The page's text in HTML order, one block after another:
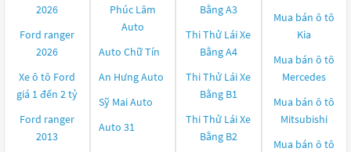
2026
Ford ranger
2026
Xe ô tô Ford
giá 1 đến 2 tỷ
Ford ranger
2013
Phúc Lâm
Auto
Auto Chữ Tín
An Hưng Auto
Sỹ Mai Auto
Auto 31
Bằng A3
Thi Thử Lái Xe
Bằng A4
Thi Thử Lái Xe
Bằng B1
Thi Thử Lái Xe
Bằng B2
Mua bán ô tô
Kia
Mua bán ô tô
Mercedes
Mua bán ô tô
Mitsubishi
Mua bán ô tô